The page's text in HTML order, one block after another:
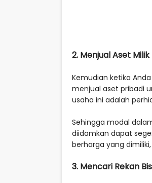
2. Menjual Aset
Kemudian ketika
menjual aset pribadi
usaha ini adalah
Sehingga modal
diidamkan dapat
berharga yang
3. Mencari Rekan